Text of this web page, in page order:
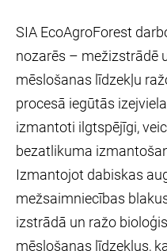
SIA EcoAgroForest
nozarēs – mežizstrādē
mēslošanas līdzekļu
procesā iegūtās
izmantoti ilgtspējīgi,
bezatlikuma
Izmantojot dabiskas
mežsaimniecības
izstrādā un ražo
mēslošanas līdzekļus,